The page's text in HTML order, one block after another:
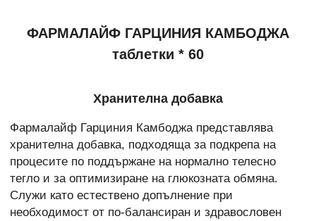
ФАРМАЛАЙФ ГАРЦИНИЯ КАМБОДЖА
таблетки * 60
Хранителна добавка
Фармалайф Гарциния Камбоджа представлява
хранителна добавка, подходяща за подкрепа на
процесите по поддържане на нормално телесно
тегло и за оптимизиране на глюкозната обмяна.
Служи като естествено допълнение при
необходимост от по-балансиран и здравословен